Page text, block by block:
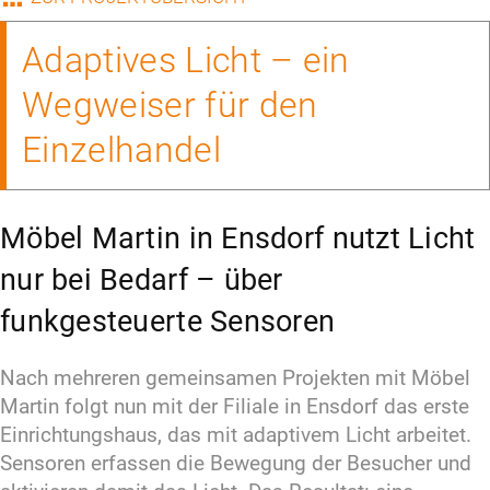
Adaptives Licht – ein
Wegweiser für den
Einzelhandel
Möbel Martin in Ensdorf nutzt Licht
nur bei Bedarf – über
funkgesteuerte Sensoren
Nach mehreren gemeinsamen Projekten mit Möbel
Martin folgt nun mit der Filiale in Ensdorf das erste
Einrichtungshaus, das mit adaptivem Licht arbeitet.
Sensoren erfassen die Bewegung der Besucher und